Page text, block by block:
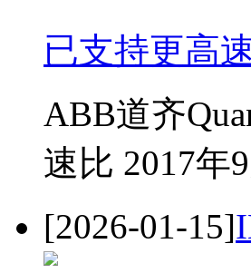
已支持更高
ABB道齐
速比 2017
[2026-01-15]